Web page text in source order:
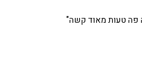
פה טעות מאוד קשה"